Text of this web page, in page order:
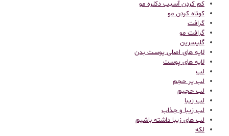
کم کردن آسیب دکلره مو
کوتاه کردن مو
گرافت
گرافت مو
گلیسرین
لایه های اصلی پوست بدن
لایه های پوست
لب
لب پر حجم
لب حجیم
لب زیبا
لب زیبا و جذاب
لب های زیبا داشته باشیم
لکه